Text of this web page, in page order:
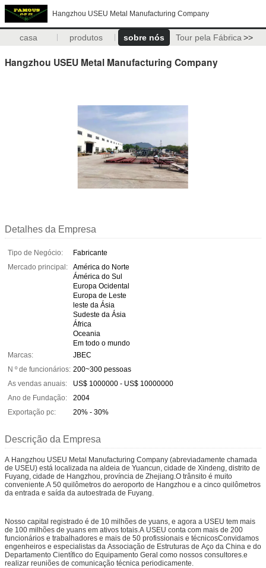
Hangzhou USEU Metal Manufacturing Company
casa produtos sobre nós Tour pela Fábrica >>
Hangzhou USEU Metal Manufacturing Company
Detalhes da Empresa
Tipo de Negócio:
Fabricante
Mercado principal:
América do Norte
Ámérica do Sul
Europa Ocidental
Europa de Leste
leste da Ásia
Sudeste da Ásia
África
Oceania
Em todo o mundo
Marcas:
JBEC
N º de funcionários: 200~300 pessoas
As vendas anuais:
US$ 1000000 - US$ 10000000
Ano de Fundação:
2004
Exportação pc:
20% - 30%
Descrição da Empresa
A Hangzhou USEU Metal Manufacturing Company (abreviadamente chamada
de USEU) está localizada na aldeia de Yuancun, cidade de Xindeng, distrito de
Fuyang, cidade de Hangzhou, província de Zhejiang.O trânsito é muito
conveniente.A 50 quilômetros do aeroporto de Hangzhou e a cinco quilômetros
da entrada e saída da autoestrada de Fuyang.
Nosso capital registrado é de 10 milhões de yuans, e agora a USEU tem mais
de 100 milhões de yuans em ativos totais.A USEU conta com mais de 200
funcionários e trabalhadores e mais de 50 profissionais e técnicosConvidamos
engenheiros e especialistas da Associação de Estruturas de Aço da China e do
Departamento Científico do Equipamento Geral como nossos consultores.e
realizar reuniões de comunicação técnica periodicamente.